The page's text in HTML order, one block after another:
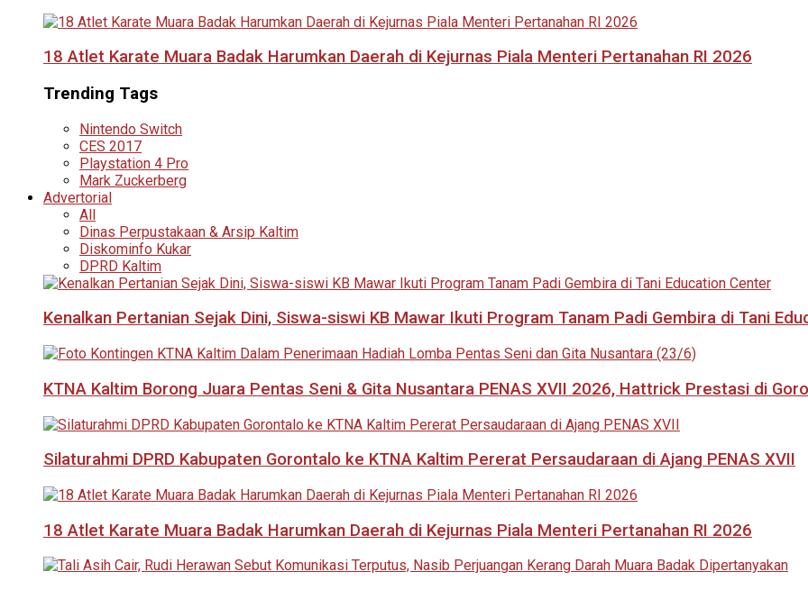
18 Atlet Karate Muara Badak Harumkan Daerah di Kejurnas Piala Menteri Pertanahan RI 2026
Trending Tags
Nintendo Switch
CES 2017
Playstation 4 Pro
Mark Zuckerberg
Advertorial
All
Dinas Perpustakaan & Arsip Kaltim
Diskominfo Kukar
DPRD Kaltim
Kenalkan Pertanian Sejak Dini, Siswa-siswi KB Mawar Ikuti Program Tanam Padi Gembira di Tani
KTNA Kaltim Borong Juara Pentas Seni & Gita Nusantara PENAS XVII 2026, Hattrick Prestasi di
Silaturahmi DPRD Kabupaten Gorontalo ke KTNA Kaltim Pererat Persaudaraan di Ajang PENAS XVII
18 Atlet Karate Muara Badak Harumkan Daerah di Kejurnas Piala Menteri Pertanahan RI 2026